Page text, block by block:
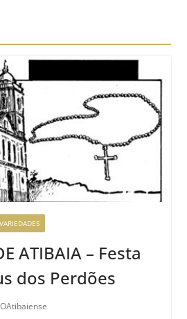
VARIEDADES
ATIBAIA – Festa
dos Perdões
OAtibaiense